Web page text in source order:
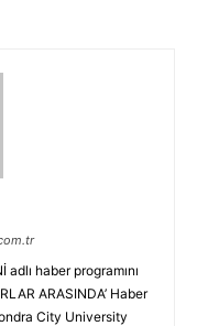
haber programını
ARASINDA’ Haber
City University